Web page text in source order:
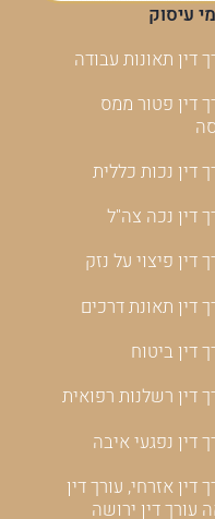
עיסוק
דין תאונות עבודה
דין פטור ממס
דין נכות כללית
דין נכה צה"ל
דין פיצוי על נזק
דין תאונת דרכים
דין ביטוח
דין רשלנות רפואית
דין נפגעי איבה
דין אזרחי, עורך דין
עורך דין ירושה